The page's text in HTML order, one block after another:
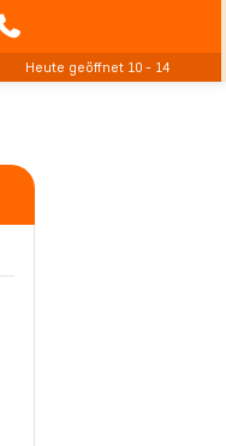
Heute geöffnet 10 - 14